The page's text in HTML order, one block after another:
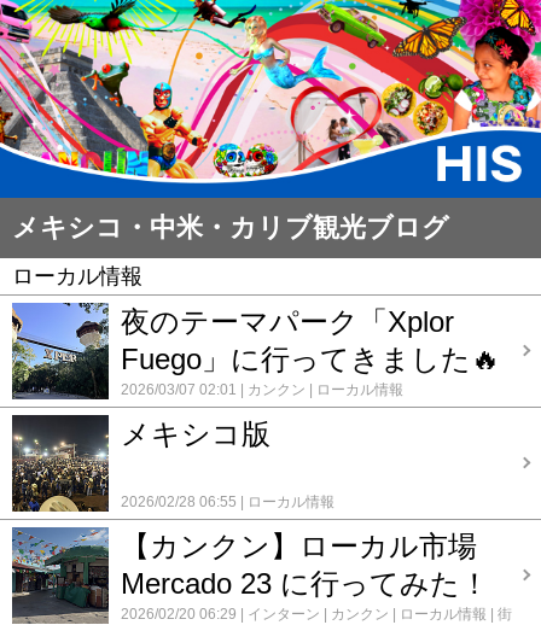
メキシコ・中米・カリブ観光ブログ
ローカル情報
夜のテーマパーク「Xplor
Fuego」に行ってきました🔥
2026/03/07 02:01 カンクン ローカル情報
メキシコ版
2026/02/28 06:55 ローカル情報
【カンクン】ローカル市場
Mercado 23 に行ってみた！
2026/02/20 06:29 インターン カンクン ローカル情報
街